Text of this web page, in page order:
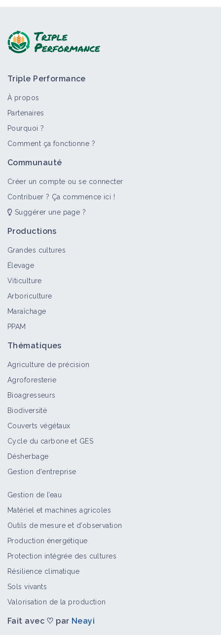
Triple Performance
À propos
Partenaires
Pourquoi ?
Comment ça fonctionne ?
Communauté
Créer un compte ou se connecter
Contribuer ? Ça commence ici !
Suggérer une page ?
Productions
Grandes cultures
Élevage
Viticulture
Arboriculture
Maraîchage
PPAM
Thématiques
Agriculture de précision
Agroforesterie
Bioagresseurs
Biodiversité
Couverts végétaux
Cycle du carbone et GES
Désherbage
Gestion d'entreprise
Gestion de l’eau
Matériel et machines agricoles
Outils de mesure et d’observation
Production énergétique
Protection intégrée des cultures
Résilience climatique
Sols vivants
Valorisation de la production
Fait avec ♡ par Neayi